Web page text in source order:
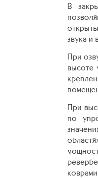
В
звука и
При
высоте
При
по